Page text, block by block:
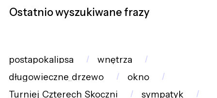
Ostatnio wyszukiwane frazy
postapokalipsa
wnętrza
długowieczne_drzewo
okno
Turniej_Czterech_Skoczni
sympatyk